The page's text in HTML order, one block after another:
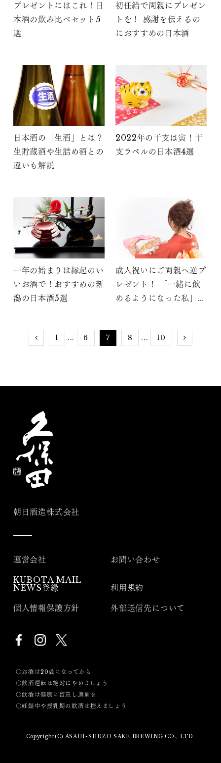
プレゼントにはこれ！日
本酒の飲み比べセット5
選
初任給で両親にプレゼン
トを！ 感謝を伝えるの
におすすめの日本酒
日本酒の「生酒」とは？
生貯蔵酒や生詰め酒との
違いも解説
2022年の干支は寅！干
支ラベルの日本酒4選
一年の始まりは縁起のい
いお酒で！おすすめの新
潟の日本酒5選
成人祝いにご両親へ逆プ
レゼント！ 「一緒に飲
めるようになった私」を
1 ... 6 7 8 ... 10
朝日酒造株式会社
運営会社 お問い合わせ
KUBOTA MAIL
NEWS登録
利用規約
個人情報保護方針 外部送信先について
〇お酒は20歳になってから
〇飲酒運転は絶対にやめましょう
〇飲酒は健康に留意し適量を
〇妊娠中や授乳期の飲酒は控えましょう
Copyright(C) ASAHI-SHUZO SAKE BREWING CO., LTD.